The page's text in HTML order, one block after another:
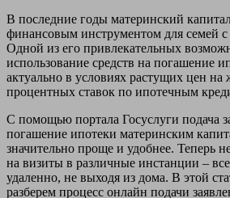
В последние годы материнский
финансовым инструментом для семей с
Одной из его привлекательных
использование средств на погашение
актуально в условиях растущих цен
процентных ставок по ипотечным
С помощью портала Госуслуги подача
погашение ипотеки материнским
значительно проще и удобнее. Теперь
на визиты в различные инстанции –
удаленно, не выходя из дома. В этой
разберем процесс онлайн подачи